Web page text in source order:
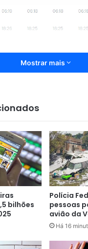
Mostrar mais
bilhões
Polícia
pessoas
avião da
Há 16